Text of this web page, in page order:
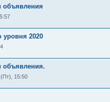
объявления
уровня 2020
объявления.
15:50